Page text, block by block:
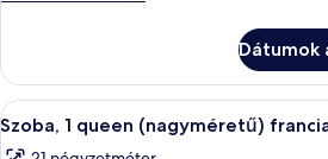
hálószobával
részletei
Dátumok
A
következő
Egy
6
Szoba, 1 queen (nagyméretű)